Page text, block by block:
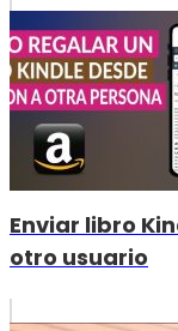
Enviar libro
otro usuario